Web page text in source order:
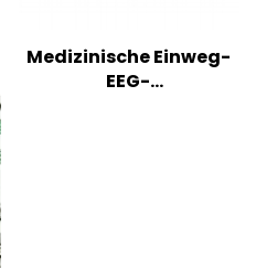
Medizinische Einweg-
EEG-